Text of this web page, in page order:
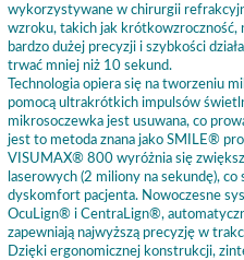
wykorzystywane w chirurgii
wzroku, takich jak krótkowzroczność,
bardzo dużej precyzji i szybkości
trwać mniej niż 10 sekund.
Technologia opiera się na tworzeniu
pomocą ultrakrótkich impulsów
mikrosoczewka jest usuwana, co
jest to metoda znana jako SMILE®
VISUMAX® 800 wyróżnia się
laserowych (2 miliony na sekundę),
dyskomfort pacjenta. Nowoczesne
OcuLign® i CentraLign®,
zapewniają najwyższą precyzję w
Dzięki ergonomicznej konstrukcji,